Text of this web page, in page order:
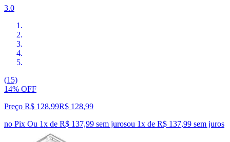
3.0
(15)
14% OFF
Preço R$ 128,99R$ 128,99
no Pix Ou 1x de R$ 137,99 sem jurosou 1x de R$ 137,99 sem juros